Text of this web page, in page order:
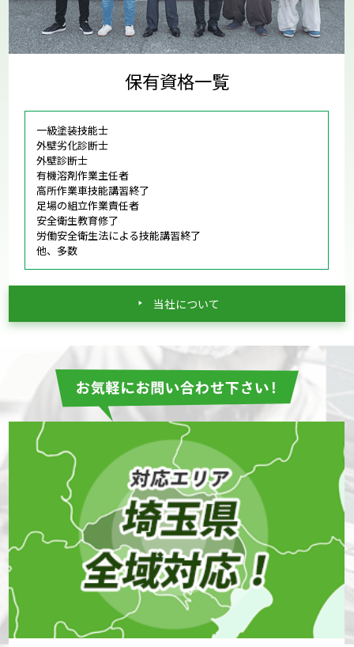
保有資格一覧
一級塗装技能士
外壁劣化診断士
外壁診断士
有機溶剤作業主任者
高所作業車技能講習終了
足場の組立作業責任者
安全衛生教育修了
労働安全衛生法による技能講習終了
他、多数
当社について